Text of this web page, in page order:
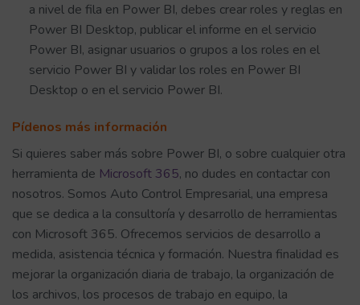
a nivel de fila en Power BI, debes crear roles y reglas en
Power BI Desktop, publicar el informe en el servicio
Power BI, asignar usuarios o grupos a los roles en el
servicio Power BI y validar los roles en Power BI
Desktop o en el servicio Power BI.
Pídenos más información
Si quieres saber más sobre Power BI, o sobre cualquier otra
herramienta de Microsoft 365, no dudes en contactar con
nosotros. Somos Auto Control Empresarial, una empresa
que se dedica a la consultoría y desarrollo de herramientas
con Microsoft 365. Ofrecemos servicios de desarrollo a
medida, asistencia técnica y formación. Nuestra finalidad es
mejorar la organización diaria de trabajo, la organización de
los archivos, los procesos de trabajo en equipo, la